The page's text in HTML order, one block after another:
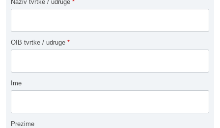
Naziv tvrtke / udruge *
OIB tvrtke / udruge *
Ime
Prezime